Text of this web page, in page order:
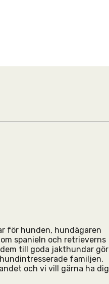
för hunden, hundägaren
spanieln och retrieverns
till goda jakthundar gör
familjen.
och vi vill gärna ha dig